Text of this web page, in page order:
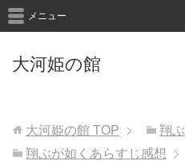
大河姫の館
メニュー
大河姫の館 TOP
翔
翔ぶが如くあらすじ感想